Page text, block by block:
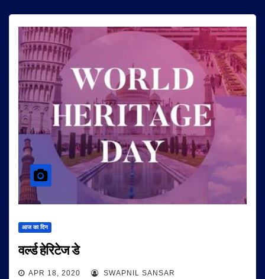
आज का दिन
वर्ल्ड हेरिटेज डे
APR 18, 2020 SWAPNIL SANSAR